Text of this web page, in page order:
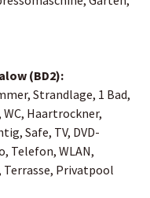
(BD2):
Strandlage, 1 Bad,
Haartrockner,
Safe, TV, DVD-
Telefon, WLAN,
Terrasse, Privatpool